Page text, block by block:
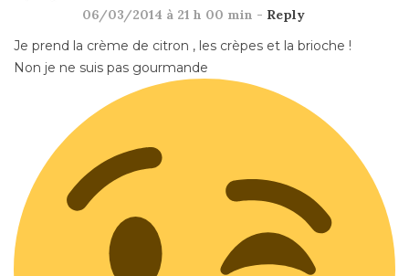
06/03/2014 à 21 h 00 min - Reply
Je prend la crème de citron , les crèpes et la brioche !
Non je ne suis pas gourmande